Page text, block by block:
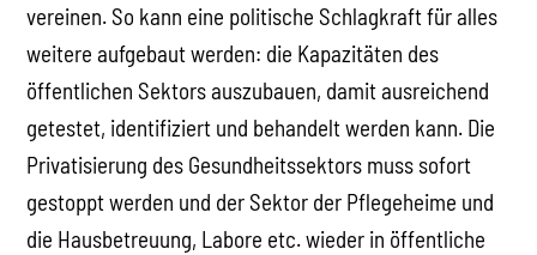
vereinen. So kann eine politische Schlagkraft für alles
weitere aufgebaut werden: die Kapazitäten des
öffentlichen Sektors auszubauen, damit ausreichend
getestet, identifiziert und behandelt werden kann. Die
Privatisierung des Gesundheitssektors muss sofort
gestoppt werden und der Sektor der Pflegeheime und
die Hausbetreuung, Labore etc. wieder in öffentliche